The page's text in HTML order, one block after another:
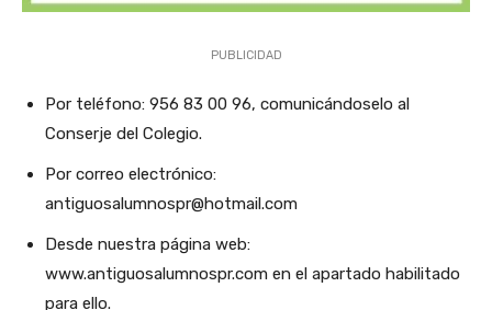
PUBLICIDAD
Por teléfono: 956 83 00 96, comunicándoselo al
Conserje del Colegio.
Por correo electrónico:
antiguosalumnospr@hotmail.com
Desde nuestra página web:
www.antiguosalumnospr.com en el apartado habilitado
para ello.